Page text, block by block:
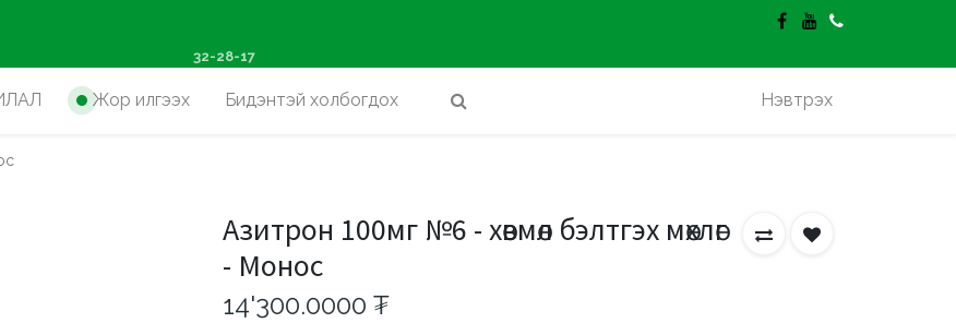
авалтад хүргэлт үнэгүй.
32-28-17
Жор илгээх Бидэнтэй холбогдох Нэвтрэх
Азитрон 100мг №6 - хөвмөл бэлтгэх мөхлөг
- Монос
14'300.0000 ₮